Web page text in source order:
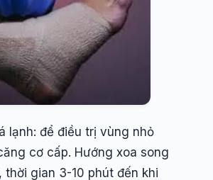
lạnh: để điều trị vùng nhỏ
cơ cấp. Hướng xoa song
thời gian 3-10 phút đến khi